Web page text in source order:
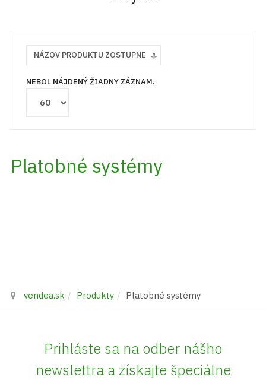
NÁZOV PRODUKTU ZOSTUPNE
NEBOL NÁJDENÝ ŽIADNY ZÁZNAM.
Platobné systémy
vendea.sk Produkty Platobné systémy
Prihláste sa na odber nášho
newslettra a získajte špeciálne